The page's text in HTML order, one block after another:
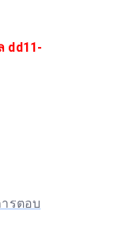
dd11-
รตอบ